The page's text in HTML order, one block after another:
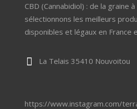
CBD (Cannabidiol) : de la graine
sélectionnons les meilleurs
disponibles et légaux en France
La Telais 35410 Nouvoitou
https://www.instagram.com/